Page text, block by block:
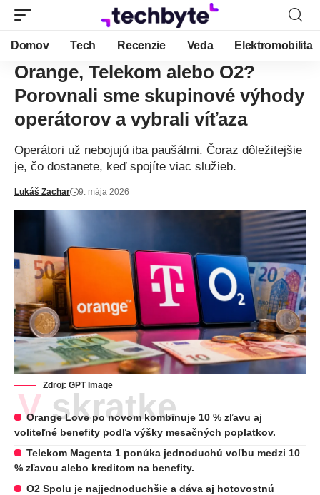
Domov Tech Recenzie Veda Elektromobilita
Orange, Telekom alebo O2?
Porovnali sme skupinové výhody
operátorov a vybrali víťaza
Operátori už nebojujú iba paušálmi. Čoraz dôležitejšie
je, čo dostanete, keď spojíte viac služieb.
Lukáš Zachar 9. mája 2026
Zdroj: GPT Image
V skratke
Orange Love po novom kombinuje 10 % zľavu aj
voliteľné benefity podľa výšky mesačných poplatkov.
Telekom Magenta 1 ponúka jednoduchú voľbu medzi 10
% zľavou alebo kreditom na benefity.
O2 Spolu je najjednoduchšie a dáva aj hotovostnú